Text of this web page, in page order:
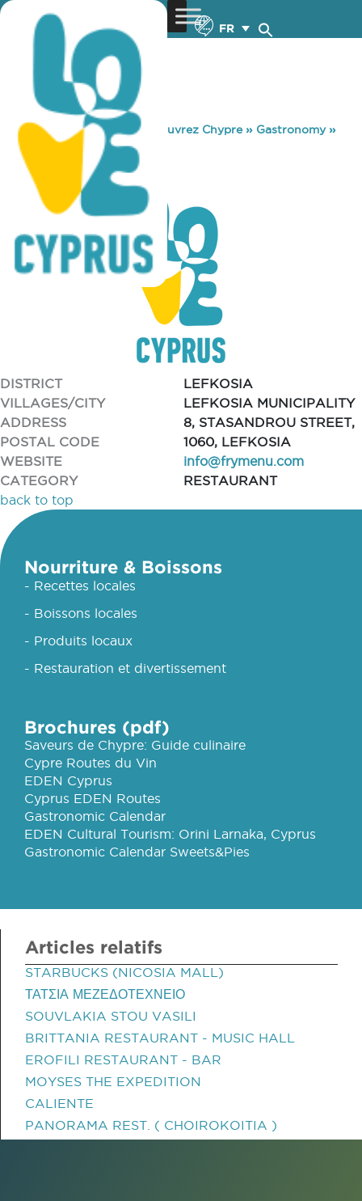
FR
You are here: Home »Découvrez Chypre» Gastronomy»
FRY MENU
FRY MENU
DISTRICT
LEFKOSIA
VILLAGES/CITY
LEFKOSIA MUNICIPALITY
ADDRESS
8, STASANDROU STREET,
POSTAL CODE
1060, LEFKOSIA
WEBSITE
info@frymenu.com
CATEGORY
RESTAURANT
back to top
Nourriture & Boissons
- Recettes locales
- Boissons locales
- Produits locaux
- Restauration et divertissement
Brochures (pdf)
Saveurs de Chypre: Guide culinaire
Cypre Routes du Vin
EDEN Cyprus
Cyprus EDEN Routes
Gastronomic Calendar
EDEN Cultural Tourism: Orini Larnaka, Cyprus
Gastronomic Calendar Sweets&Pies
Articles relatifs
STARBUCKS (NICOSIA MALL)
ΤΑΤΣΙΑ ΜΕΖΕΔΟΤΕΧΝΕΙΟ
SOUVLAKIA STOU VASILI
BRITTANIA RESTAURANT - MUSIC HALL
EROFILI RESTAURANT - BAR
MOYSES THE EXPEDITION
CALIENTE
PANORAMA REST. ( CHOIROKOITIA )